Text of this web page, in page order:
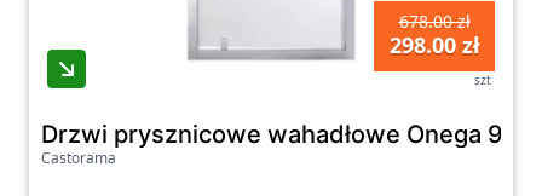
678.00 zł
298.00 zł
szt
Drzwi prysznicowe wahadłowe Onega 90
Castorama